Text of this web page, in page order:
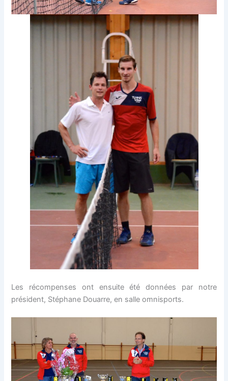
Les récompenses ont ensuite été données par notre
président, Stéphane Douarre, en salle omnisports.